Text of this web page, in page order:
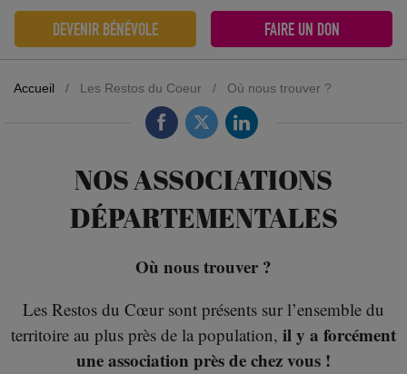
DEVENIR BÉNÉVOLE FAIRE UN DON
Accueil / Les Restos du Coeur / Où nous trouver ?
NOS ASSOCIATIONS
DÉPARTEMENTALES
Où nous trouver ?
Les Restos du Cœur sont présents sur l’ensemble du
territoire au plus près de la population, il y a forcément
une association près de chez vous !